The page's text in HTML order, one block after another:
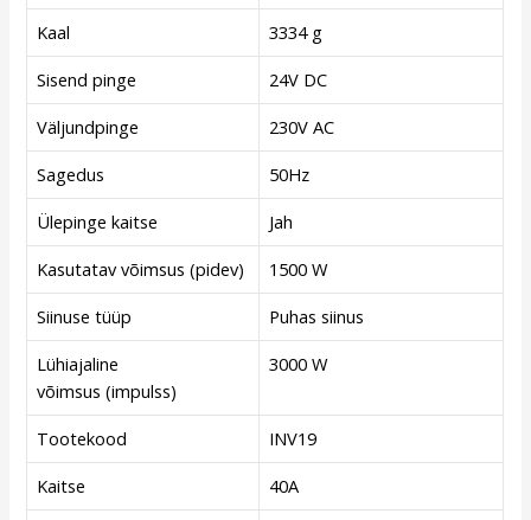
Kaal
3334 g
Sisend pinge
24V DC
Väljundpinge
230V AC
Sagedus
50Hz
Ülepinge kaitse
Jah
Kasutatav võimsus (pidev)
1500 W
Siinuse tüüp
Puhas siinus
Lühiajaline
võimsus (impulss)
3000 W
Tootekood
INV19
Kaitse
40A